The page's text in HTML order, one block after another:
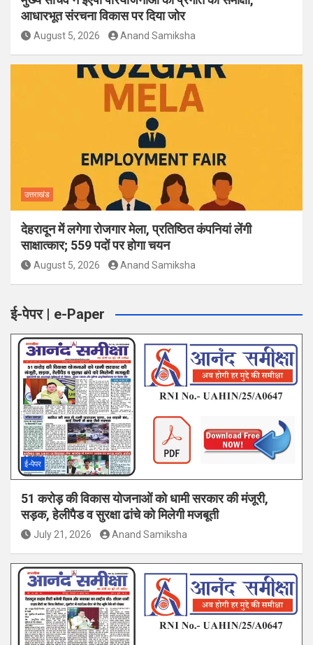
आधारभूत संरचना विकास पर दिया जोर
August 5, 2026 Anand Samiksha
उत्तराखंड
देहरादून में लगेगा रोजगार मेला, प्रतिष्ठित कंपनियां लेंगी
साक्षात्कार; 559 पदों पर होगा चयन
August 5, 2026 Anand Samiksha
ई-पेपर | e-Paper
ई-पेपर
51 करोड़ की विकास योजनाओं को धामी सरकार की मंजूरी,
सड़क, हेलीपैड व सुरक्षा ढांचे को मिलेगी मजबूती
July 21, 2026 Anand Samiksha